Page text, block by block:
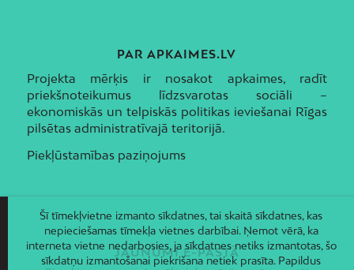
PAR APKAIMES.LV
Projekta mērķis ir nosakot apkaimes, radīt
priekšnoteikumus līdzsvarotas sociāli –
ekonomiskās un telpiskās politikas ieviešanai Rīgas
pilsētas administratīvajā teritorijā.
Piekļūstamības paziņojums
JAUNUMI E-PASTĀ
Šī tīmekļvietne izmanto sīkdatnes, tai skaitā sīkdatnes, kas
nepieciešamas tīmekļa vietnes darbībai. Ņemot vērā, ka
interneta vietne nedarbosies, ja sīkdatnes netiks izmantotas, šo
sīkdatņu izmantošanai piekrišana netiek prasīta. Papildus